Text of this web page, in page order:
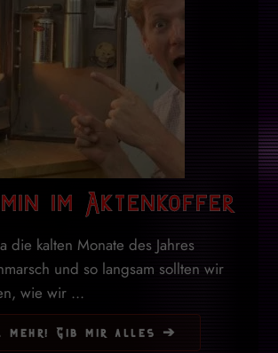
im Aktenkoffer
die kalten Monate des Jahres
und so langsam sollten wir
wie wir ...
Gib mir alles ➔